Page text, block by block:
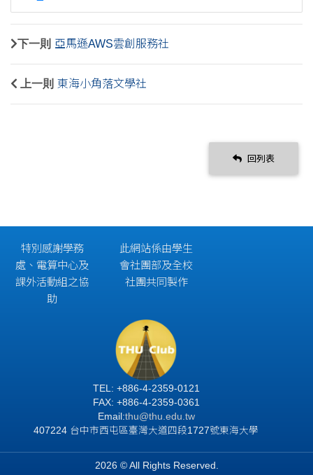
下一則 亞馬遜AWS雲創服務社
上一則 東海小角落文學社
回列表
特別感謝學務
處、電算中心及
課外活動組之協
助
此網站係由學生
會社團部及全校
社團共同製作
TEL: +886-4-2359-0121
FAX: +886-4-2359-0361
Email:thu@thu.edu.tw
407224 台中市西屯區臺灣大道四段1727號東海大學
2026 © All Rights Reserved.